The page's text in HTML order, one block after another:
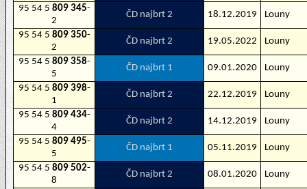
95 54 5 809 345-
2
ČD najbrt 2 18.12.2019
Louny
95 54 5 809 350-
2
ČD najbrt 2 19.05.2022
Louny
95 54 5 809 358-
5
ČD najbrt 1 09.01.2020
Louny
95 54 5 809 398-
1
ČD najbrt 2 22.12.2019
Louny
95 54 5 809 434-
4
ČD najbrt 2 14.12.2019
Louny
95 54 5 809 495-
5
ČD najbrt 1 05.11.2019
Louny
95 54 5 809 502-
8
ČD najbrt 2 08.01.2020
Louny